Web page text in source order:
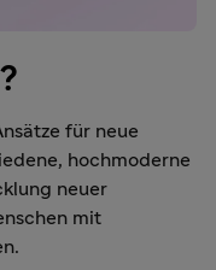
für neue
hochmoderne
neuer
mit